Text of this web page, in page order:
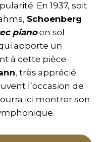
En 1937, soit
Schoenberg
pianoen sol
apporte un
à cette pièce
, très apprécié
l’occasion de
ici montrer son